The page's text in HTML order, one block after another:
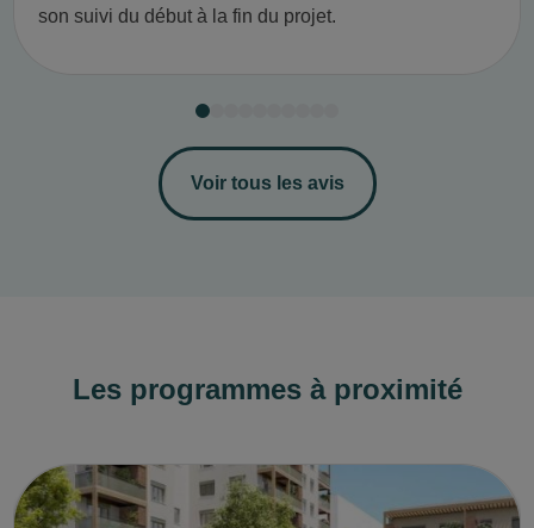
son suivi du début à la fin du projet.​
Voir tous les avis
Les programmes à proximité